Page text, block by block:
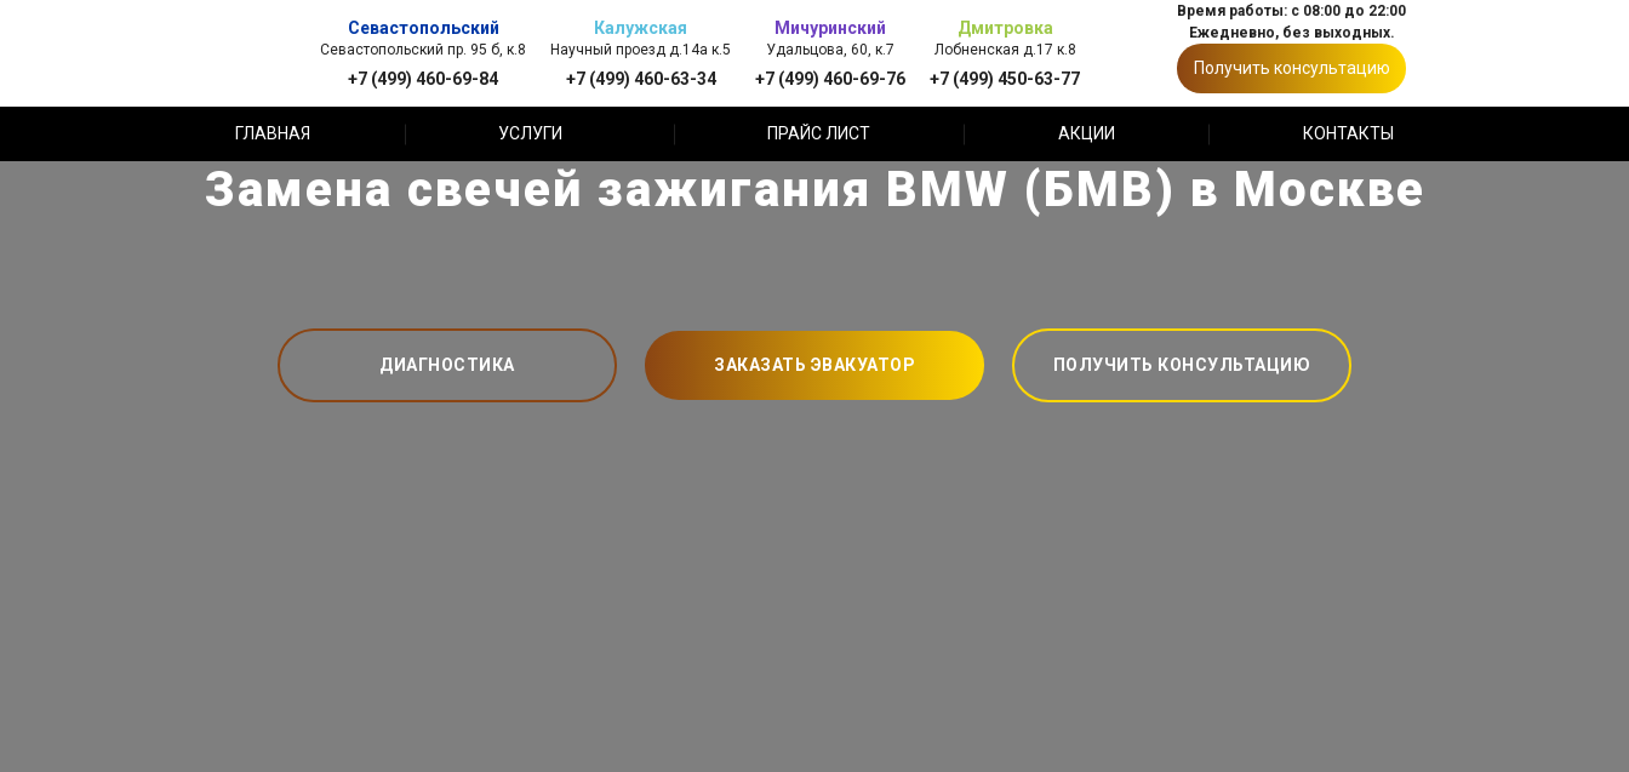
Севастопольский
Севастопольский пр. 95 б, к.8
+7 (499) 460-69-84
Калужская
Научный проезд д.14а к.5
+7 (499) 460-63-34
Мичуринский
Удальцова, 60, к.7
+7 (499) 460-69-76
Дмитровка
Лобненская д.17 к.8
+7 (499) 450-63-77
Время работы: с 08:00 до 22:00
Ежедневно, без выходных.
Получить консультацию
ГЛАВНАЯ УСЛУГИ ПРАЙС ЛИСТ АКЦИИ КОНТАКТЫ
Замена свечей зажигания BMW (БМВ) в Москве
ДИАГНОСТИКА ЗАКАЗАТЬ ЭВАКУАТОР ПОЛУЧИТЬ КОНСУЛЬТАЦИЮ